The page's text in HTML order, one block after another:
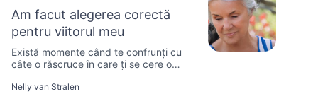
Am facut alegerea corectă
pentru viitorul meu
Există momente când te confrunți cu
câte o răscruce în care ți se cere o
Nelly van Stralen